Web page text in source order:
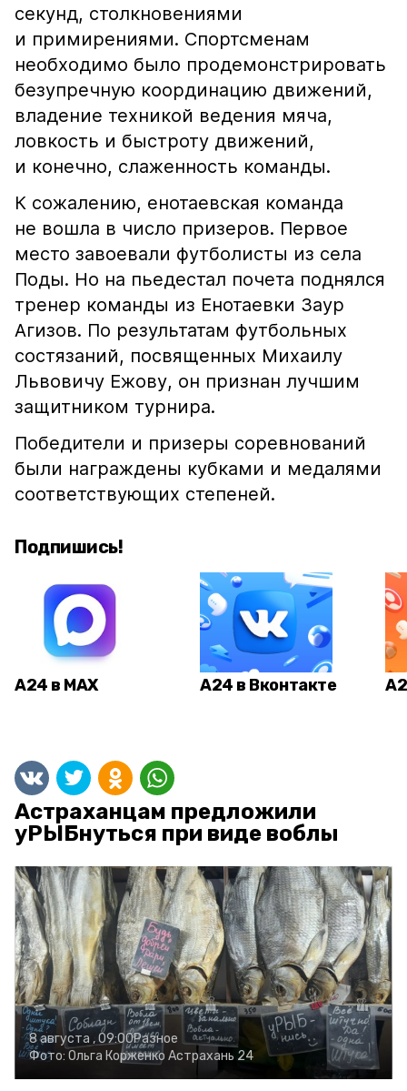
секунд, столкновениями
и примирениями. Спортсменам
необходимо было продемонстрировать
безупречную координацию движений,
владение техникой ведения мяча,
ловкость и быстроту движений,
и конечно, слаженность команды.
К сожалению, енотаевская команда
не вошла в число призеров. Первое
место завоевали футболисты из села
Поды. Но на пьедестал почета поднялся
тренер команды из Енотаевки Заур
Агизов. По результатам футбольных
состязаний, посвященных Михаилу
Львовичу Ежову, он признан лучшим
защитником турнира.
Победители и призеры соревнований
были награждены кубками и медалями
соответствующих степеней.
Подпишись!
А24 в MAX А24 в Вконтакте
Астраханцам предложили
уРЫБнуться при виде воблы
8 августа , 09:00Разное
Фото: Ольга Корженко Астрахань 24